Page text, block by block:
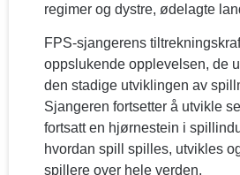
regimer og dystre, ødelagte
FPS-sjangerens
oppslukende opplevelsen, de
den stadige utviklingen av
Sjangeren fortsetter å utvikle
fortsatt en hjørnestein i
hvordan spill spilles, utvikles
spillere over hele verden.